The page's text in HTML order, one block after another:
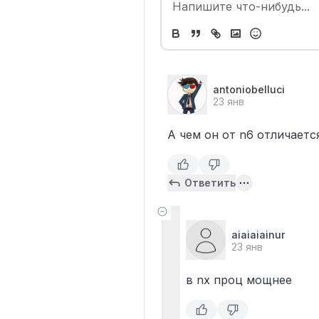
antoniobelluci
23 янв
А чем он от n6
Ответить
aiaiaiainur
23 янв
в nx проц мощнее